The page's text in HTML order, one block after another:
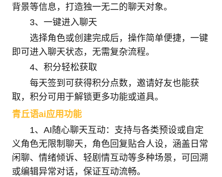
背景等信息，打造独一无二的聊天对象。
3、一键进入聊天
选择角色或创建完成后，操作简单便捷，一键
即可进入聊天状态，无需复杂流程。
4、积分轻松获取
每天签到可获得积分点数，邀请好友也能获
取，积分可用于解锁更多功能或道具。
青丘语ai应用功能
1、AI随心聊天互动：支持与各类预设或自定
义角色无限制聊天，角色回复贴合人设，涵盖日常
闲聊、情绪倾诉、轻剧情互动等多种场景，可回溯
或编辑异常对话，保证互动流畅。